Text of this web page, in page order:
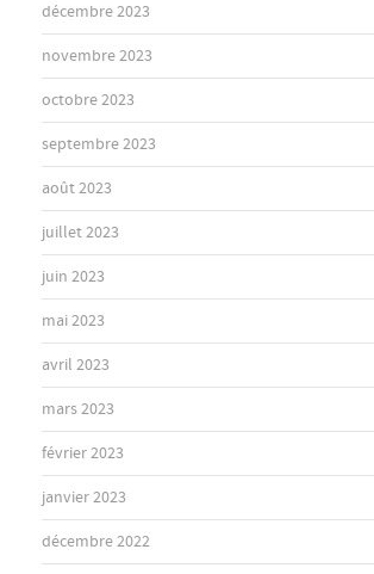
décembre 2023
novembre 2023
octobre 2023
septembre 2023
août 2023
juillet 2023
juin 2023
mai 2023
avril 2023
mars 2023
février 2023
janvier 2023
décembre 2022